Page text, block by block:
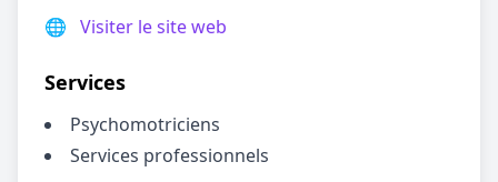
🌐 Visiter le site web
Services
Psychomotriciens
Services professionnels